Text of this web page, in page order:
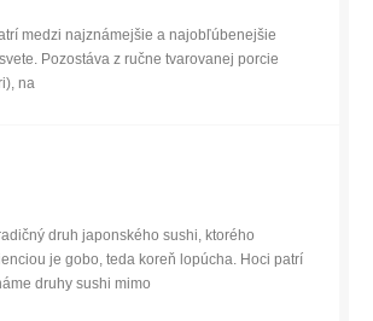
medzi najznámejšie a najobľúbenejšie
Pozostáva z ručne tvarovanej porcie
na
druh japonského sushi, ktorého
je gobo, teda koreň lopúcha. Hoci patrí
druhy sushi mimo